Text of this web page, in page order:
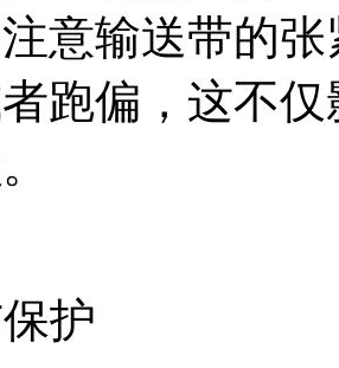
意输送带的
跑偏，这不
护